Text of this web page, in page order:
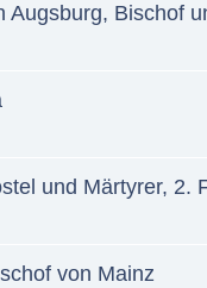
Augsburg, Bischof
und Märtyrer, 2.
von Mainz